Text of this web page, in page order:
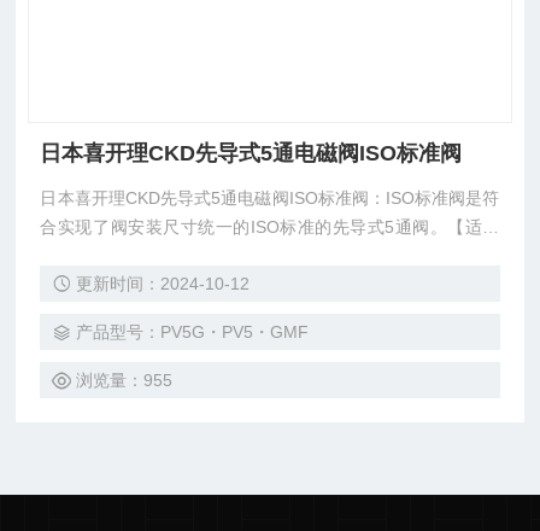
日本喜开理CKD先导式5通电磁阀ISO标准阀
日本喜开理CKD先导式5通电磁阀ISO标准阀：ISO标准阀是符
合实现了阀安装尺寸统一的ISO标准的先导式5通阀。【适用
更新时间：2024-10-12
产品型号：PV5G・PV5・GMF
浏览量：955